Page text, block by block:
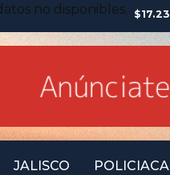
no disponibles.
JALISCO POLICIACA